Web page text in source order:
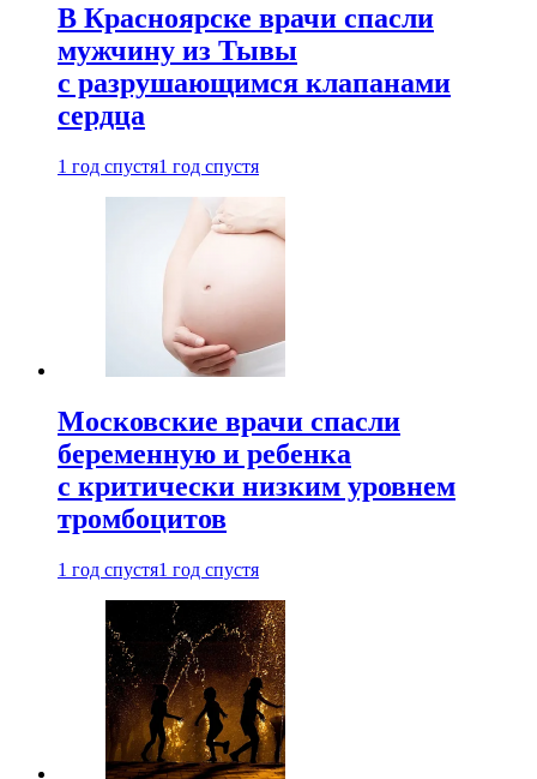
В Красноярске врачи спасли
мужчину из Тывы
с разрушающимся клапанами
сердца
1 год спустя1 год спустя
Московские врачи спасли
беременную и ребенка
с критически низким уровнем
тромбоцитов
1 год спустя1 год спустя